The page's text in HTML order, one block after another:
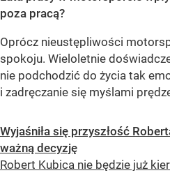
poza pracą?
Oprócz nieustępliwości
spokoju. Wieloletnie
nie podchodzić do życia tak
i zadręczanie się myślami
Wyjaśniła się przyszłość
ważną decyzję
Robert Kubica nie będzie już